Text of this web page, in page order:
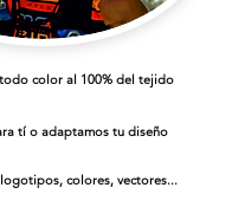
color al 100% del tejido
tí o adaptamos tu diseño
colores, vectores...